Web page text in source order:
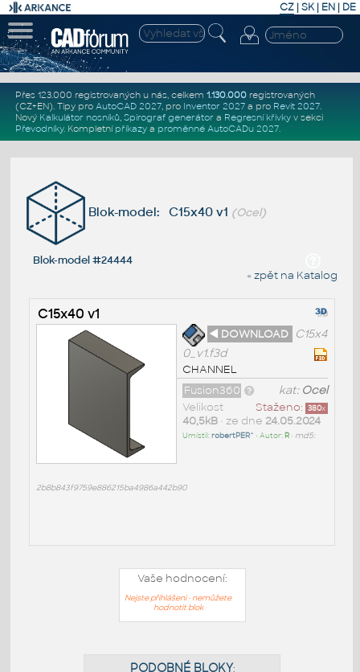
CZ | SK| EN | DE
Přes 123.000 registrovaných u nás, celkem 1.130.000registrovaných
(CZ+EN). Tipy pro AutoCAD 2027, pro Inventor 2027a pro Revit 2027.
Nový Kalkulátor nosníků, Spirograf generátor a Regresní křivkyv sekci
Převodníky. Kompletní příkazya proměnné AutoCADu 2027.
Blok-model: C15x40 v1 (Ocel)
Blok-model #24444
« zpět na Katalog
C15x40 v1
◄ DOWNLOAD
C15x4
0_v1.f3d
CHANNEL
kat: Ocel
Fusion360
Staženo: 380x
Velikost
40,5kB• ze dne 24.05.2024
Umístil:robertPER^ • Autor: R• md5:
2b8b843f9759e886215ba4986a442b90
Vaše hodnocení:
Nejste přihlášeni - nemůžete
hodnotit blok